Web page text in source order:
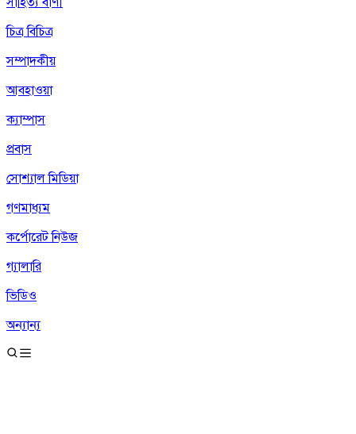
চিত্র বিচিত্র
সম্পাদকীয়
আবহাওয়া
ক্যাম্পাস
প্রবাস
সোশ্যাল মিডিয়া
গণমাধ্যম
কর্পোরেট নিউজ
গ্যালারি
ভিডিও
অন্যান্য